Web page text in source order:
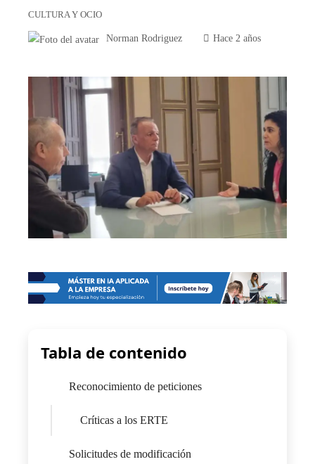
CULTURA Y OCIO
Norman Rodriguez Hace 2 años
Tabla de contenido
Reconocimiento de peticiones
Críticas a los ERTE
Solicitudes de modificación